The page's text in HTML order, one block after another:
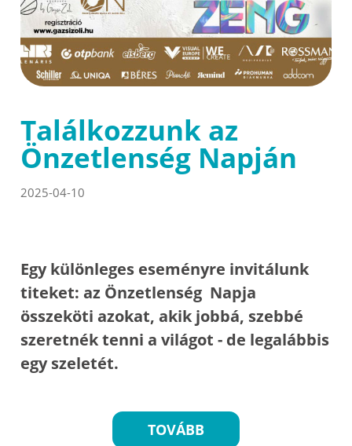
Találkozzunk az
Önzetlenség Napján
2025-04-10
Egy különleges eseményre invitálunk
titeket: az Önzetlenség Napja
összeköti azokat, akik jobbá, szebbé
szeretnék tenni a világot - de legalábbis
egy szeletét.
TOVÁBB